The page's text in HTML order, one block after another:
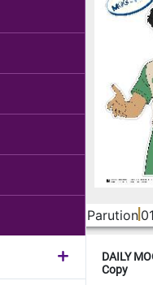
Parution
DAILY
Copy